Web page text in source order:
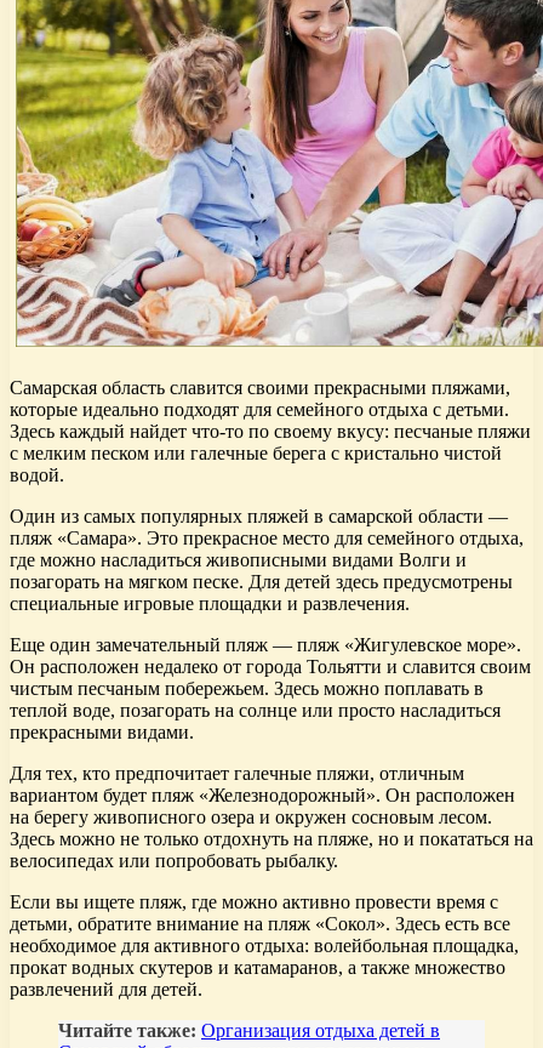
Самарская область славится своими прекрасными пляжами,
которые идеально подходят для семейного отдыха с детьми.
Здесь каждый найдет что-то по своему вкусу: песчаные пляжи
с мелким песком или галечные берега с кристально чистой
водой.
Один из самых популярных пляжей в самарской области —
пляж «Самара». Это прекрасное место для семейного отдыха,
где можно насладиться живописными видами Волги и
позагорать на мягком песке. Для детей здесь предусмотрены
специальные игровые площадки и развлечения.
Еще один замечательный пляж — пляж «Жигулевское море».
Он расположен недалеко от города Тольятти и славится своим
чистым песчаным побережьем. Здесь можно поплавать в
теплой воде, позагорать на солнце или просто насладиться
прекрасными видами.
Для тех, кто предпочитает галечные пляжи, отличным
вариантом будет пляж «Железнодорожный». Он расположен
на берегу живописного озера и окружен сосновым лесом.
Здесь можно не только отдохнуть на пляже, но и покататься на
велосипедах или попробовать рыбалку.
Если вы ищете пляж, где можно активно провести время с
детьми, обратите внимание на пляж «Сокол». Здесь есть все
необходимое для активного отдыха: волейбольная площадка,
прокат водных скутеров и катамаранов, а также множество
развлечений для детей.
Читайте также: Организация отдыха детей в